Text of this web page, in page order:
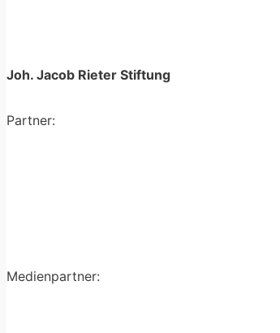
Joh. Jacob Rieter Stiftung
Partner:
Medienpartner: